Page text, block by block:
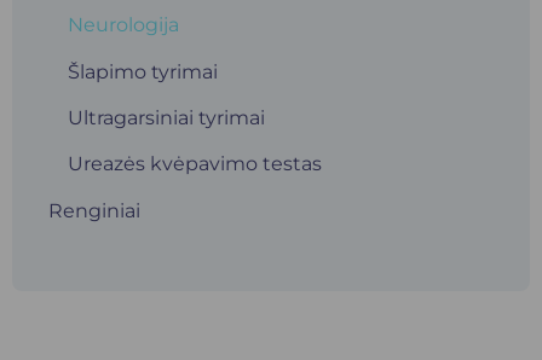
Neurologija
Šlapimo tyrimai
Ultragarsiniai tyrimai
Ureazės kvėpavimo testas
Renginiai